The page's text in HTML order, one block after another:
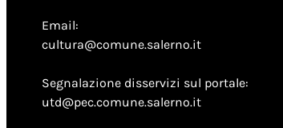
Email:
cultura@comune.salerno.it
Segnalazione disservizi sul portale:
utd@pec.comune.salerno.it